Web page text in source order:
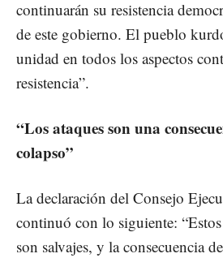
continuarán su resistencia
de este gobierno. El pueblo
unidad en todos los aspectos
resistencia”.
“Los ataques son una
colapso”
La declaración del Consejo
continuó con lo siguiente: “Estos
son salvajes, y la consecuencia